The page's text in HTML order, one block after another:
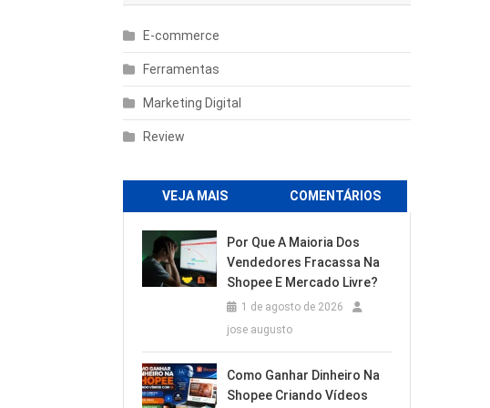
E-commerce
Ferramentas
Marketing Digital
Review
VEJA MAIS COMENTÁRIOS
Por Que A Maioria Dos
Vendedores Fracassa Na
Shopee E Mercado Livre?
1 de agosto de 2026
jose augusto
Como Ganhar Dinheiro Na
Shopee Criando Vídeos